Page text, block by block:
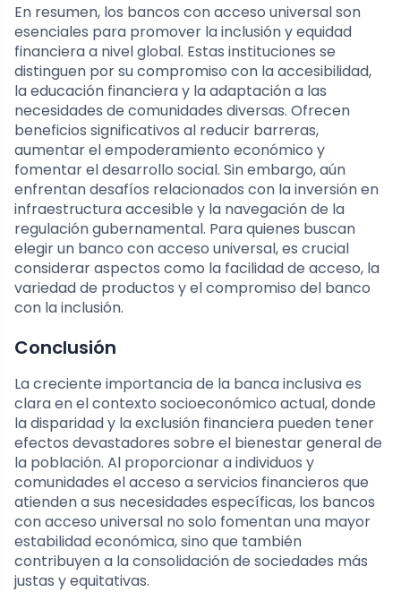
En resumen, los bancos con acceso universal son
esenciales para promover la inclusión y equidad
financiera a nivel global. Estas instituciones se
distinguen por su compromiso con la accesibilidad,
la educación financiera y la adaptación a las
necesidades de comunidades diversas. Ofrecen
beneficios significativos al reducir barreras,
aumentar el empoderamiento económico y
fomentar el desarrollo social. Sin embargo, aún
enfrentan desafíos relacionados con la inversión en
infraestructura accesible y la navegación de la
regulación gubernamental. Para quienes buscan
elegir un banco con acceso universal, es crucial
considerar aspectos como la facilidad de acceso, la
variedad de productos y el compromiso del banco
con la inclusión.
Conclusión
La creciente importancia de la banca inclusiva es
clara en el contexto socioeconómico actual, donde
la disparidad y la exclusión financiera pueden tener
efectos devastadores sobre el bienestar general de
la población. Al proporcionar a individuos y
comunidades el acceso a servicios financieros que
atienden a sus necesidades específicas, los bancos
con acceso universal no solo fomentan una mayor
estabilidad económica, sino que también
contribuyen a la consolidación de sociedades más
justas y equitativas.